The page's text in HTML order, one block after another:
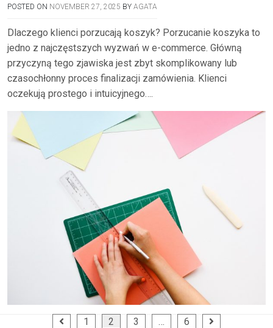
POSTED ON NOVEMBER 27, 2025 BY AGATA
Dlaczego klienci porzucają koszyk? Porzucanie koszyka to
jedno z najczęstszych wyzwań w e-commerce. Główną
przyczyną tego zjawiska jest zbyt skomplikowany lub
czasochłonny proces finalizacji zamówienia. Klienci
oczekują prostego i intuicyjnego….
1 2 3 … 6